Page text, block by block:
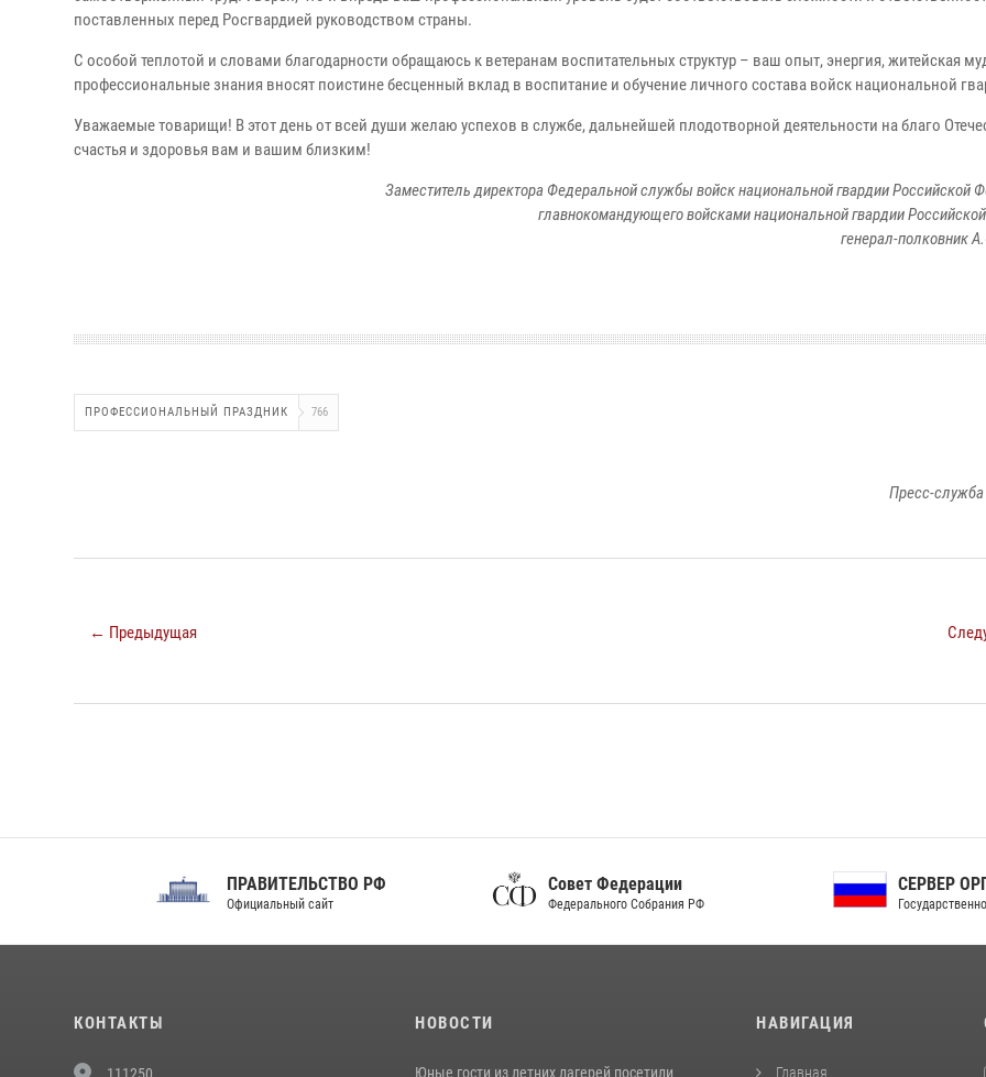
поставленных перед Росгвардией руководством страны.
С особой теплотой и словами благодарности обращаюсь к ветеранам воспитательных структур – ваш опыт, энергия, житейская
профессиональные знания вносят поистине бесценный вклад в воспитание и обучение личного состава войск национальной
Уважаемые товарищи! В этот день от всей души желаю успехов в службе, дальнейшей плодотворной деятельности на благо
счастья и здоровья вам и вашим близким!
Заместитель директора Федеральной службы войск национальной гвардии Российской
главнокомандующего войсками национальной гвардии
генерал-полковник
ПРОФЕССИОНАЛЬНЫЙ ПРАЗДНИК 766
Пресс-служба
← Предыдущая
ПРАВИТЕЛЬСТВО РФ
Официальный сайт
Совет Федерации
Федерального Собрания РФ
СЕРВЕР ОРГАНОВ
Государственной власти РФ
КОНТАКТЫ НОВОСТИ
Юные гости из летних лагерей посетили
НАВИГАЦИЯ
Главная